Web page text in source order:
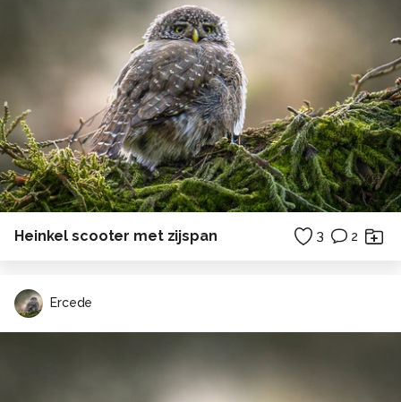
Heinkel scooter met zijspan 3 2
Ercede